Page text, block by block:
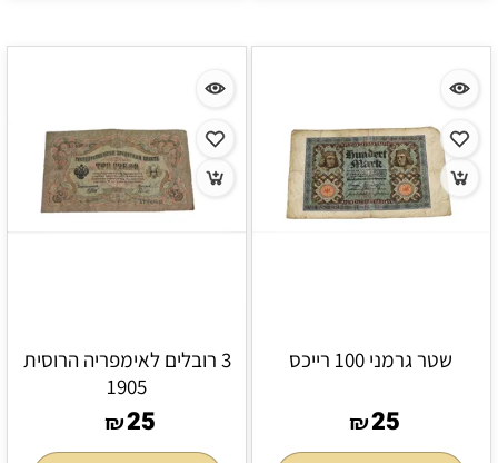
שטר גרמני 100 רייכס
₪25
3 רובלים לאימפריה הרוסית
1905
₪25